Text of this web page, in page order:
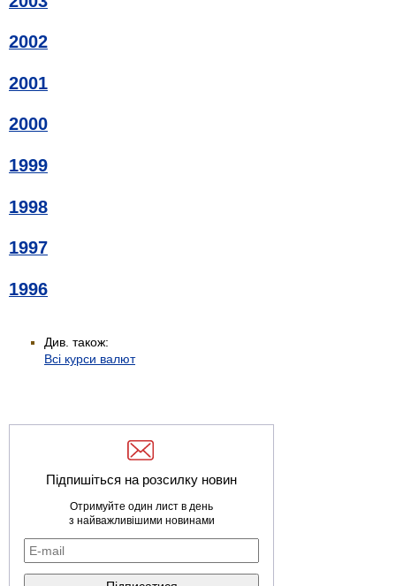
2002
2001
2000
1999
1998
1997
1996
Див. також:
Всі курси валют
Підпишіться на розсилку новин
Отримуйте один лист в день
з найважливішими новинами